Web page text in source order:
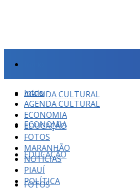
AGENDA CULTURAL
ECONOMIA
EDUCAÇÃO
FOTOS
Início
AGENDA CULTURAL
ECONOMIA
EDUCAÇÃO
FOTOS
MARANHÃO
NOTÍCIAS
PIAUÍ
POLÍTICA